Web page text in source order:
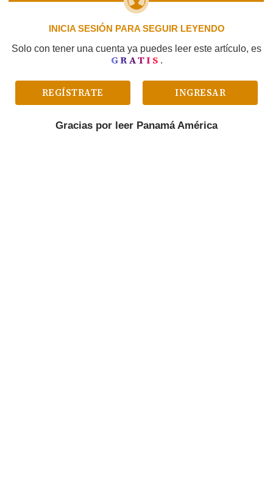
INICIA SESIÓN PARA SEGUIR LEYENDO
Solo con tener una cuenta ya puedes leer este artículo, es
GRATIS .
REGÍSTRATE INGRESAR
Gracias por leer Panamá América